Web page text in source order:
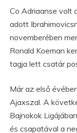
Co Adriaanse volt
adott
novemberében
Ronald Koeman
tagja lett csatár
Már az első
Ajaxszal. A
Bajnokok
és csapatával a